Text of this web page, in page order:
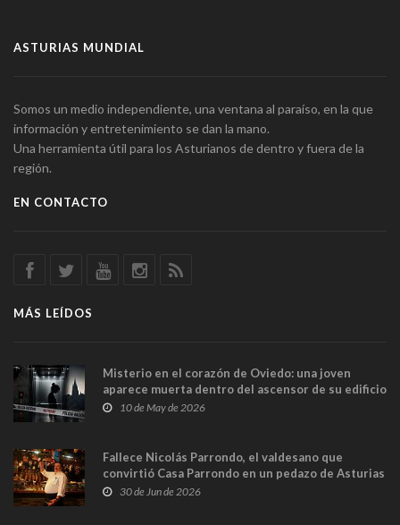
ASTURIAS MUNDIAL
Somos un medio independiente, una ventana al paraíso, en la que
información y entretenimiento se dan la mano.
Una herramienta útil para los Asturianos de dentro y fuera de la
región.
EN CONTACTO
MÁS LEÍDOS
Misterio en el corazón de Oviedo: una joven
aparece muerta dentro del ascensor de su edificio
y las cámaras captan sus últimos minutos
10 de May de 2026
Fallece Nicolás Parrondo, el valdesano que
convirtió Casa Parrondo en un pedazo de Asturias
en Madrid
30 de Jun de 2026